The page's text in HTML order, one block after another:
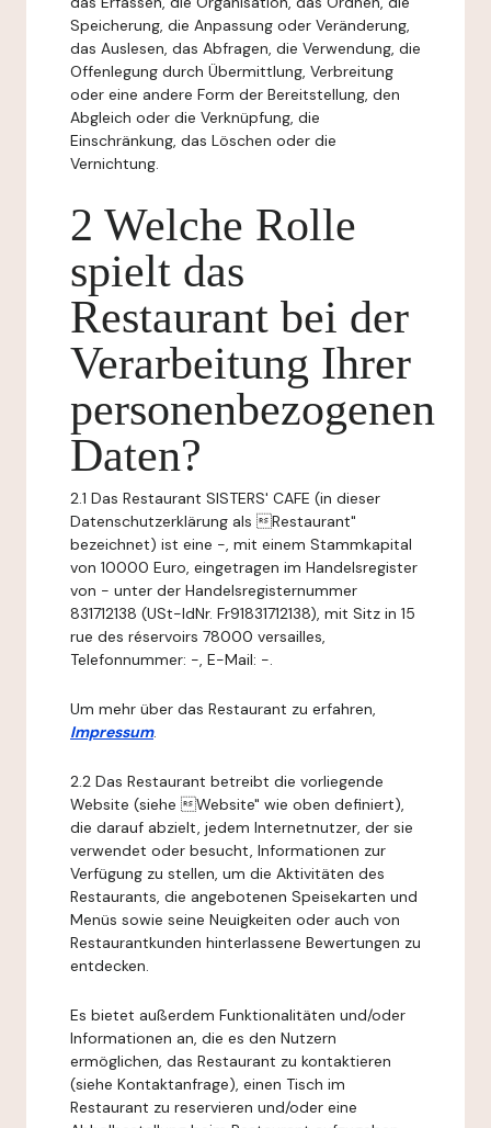
Speicherung, die Anpassung oder Veränderung,
das Auslesen, das Abfragen, die Verwendung, die
Offenlegung durch Übermittlung, Verbreitung
oder eine andere Form der Bereitstellung, den
Abgleich oder die Verknüpfung, die
Einschränkung, das Löschen oder die
Vernichtung.
2 Welche Rolle
spielt das
Restaurant bei der
Verarbeitung Ihrer
personenbezogenen
Daten?
2.1 Das Restaurant SISTERS' CAFE (in dieser
Datenschutzerklärung als Restaurant"
bezeichnet) ist eine -, mit einem Stammkapital
von 10000 Euro, eingetragen im Handelsregister
von - unter der Handelsregisternummer
831712138 (USt-IdNr. Fr91831712138), mit Sitz in 15
rue des réservoirs 78000 versailles,
Telefonnummer: -, E-Mail: -.
Um mehr über das Restaurant zu erfahren,
Impressum.
2.2 Das Restaurant betreibt die vorliegende
Website (siehe Website" wie oben definiert),
die darauf abzielt, jedem Internetnutzer, der sie
verwendet oder besucht, Informationen zur
Verfügung zu stellen, um die Aktivitäten des
Restaurants, die angebotenen Speisekarten und
Menüs sowie seine Neuigkeiten oder auch von
Restaurantkunden hinterlassene Bewertungen zu
entdecken.
Es bietet außerdem Funktionalitäten und/oder
Informationen an, die es den Nutzern
ermöglichen, das Restaurant zu kontaktieren
(siehe Kontaktanfrage), einen Tisch im
Restaurant zu reservieren und/oder eine